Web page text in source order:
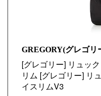
GREGORY(グレゴリ
[グレゴリー] リュッ
リム [グレゴリー] リ
イスリムV3